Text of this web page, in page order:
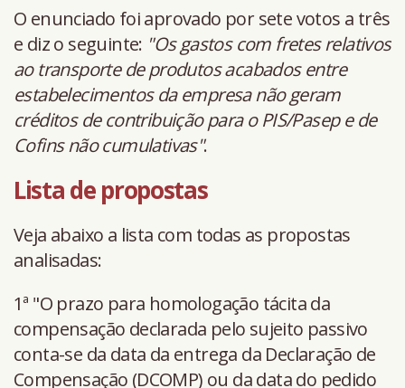
O enunciado foi aprovado por sete votos a três
e diz o seguinte: "Os gastos com fretes relativos
ao transporte de produtos acabados entre
estabelecimentos da empresa não geram
créditos de contribuição para o PIS/Pasep e de
Cofins não cumulativas".
Lista de propostas
Veja abaixo a lista com todas as propostas
analisadas:
1ª "O prazo para homologação tácita da
compensação declarada pelo sujeito passivo
conta-se da data da entrega da Declaração de
Compensação (DCOMP) ou da data do pedido